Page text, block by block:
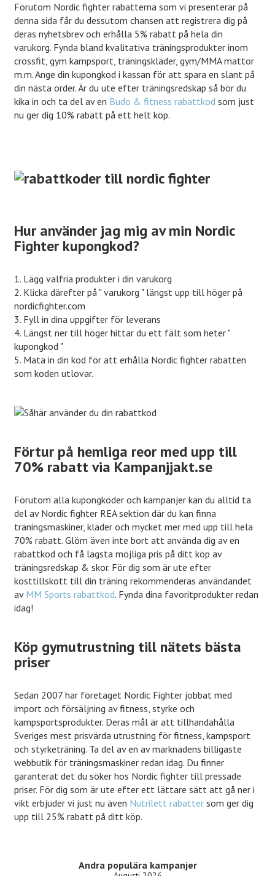
Förutom Nordic fighter rabatterna som vi presenterar på
denna sida får du dessutom chansen att registrera dig på
deras nyhetsbrev och erhålla 5% rabatt på hela din
varukorg. Fynda bland kvalitativa träningsprodukter inom
crossfit, gym kampsport, träningskläder, gym/MMA mattor
m.m. Ange din kupongkod i kassan för att spara en slant på
din nästa order. Är du ute efter träningsredskap så bör du
kika in och ta del av en Budo & fitness rabattkod som just
nu ger dig 10% rabatt på ett helt köp.
Hur använder jag mig av min Nordic
Fighter kupongkod?
1. Lägg valfria produkter i din varukorg
2. Klicka därefter på " varukorg " längst upp till höger på
nordicfighter.com
3. Fyll in dina uppgifter för leverans
4. Längst ner till höger hittar du ett fält som heter "
kupongkod "
5. Mata in din kod för att erhålla Nordic fighter rabatten
som koden utlovar.
Förtur på hemliga reor med upp till
70% rabatt via Kampanjjakt.se
Förutom alla kupongkoder och kampanjer kan du alltid ta
del av Nordic fighter REA sektion där du kan finna
träningsmaskiner, kläder och mycket mer med upp till hela
70% rabatt. Glöm även inte bort att använda dig av en
rabattkod och få lägsta möjliga pris på ditt köp av
träningsredskap & skor. För dig som är ute efter
kosttillskott till din träning rekommenderas användandet
av MM Sports rabattkod. Fynda dina favoritprodukter redan
idag!
Köp gymutrustning till nätets bästa
priser
Sedan 2007 har företaget Nordic Fighter jobbat med
import och försäljning av fitness, styrke och
kampsportsprodukter. Deras mål är att tillhandahålla
Sveriges mest prisvärda utrustning för fitness, kampsport
och styrketräning. Ta del av en av marknadens billigaste
webbutik för träningsmaskiner redan idag. Du finner
garanterat det du söker hos Nordic fighter till pressade
priser. För dig som är ute efter ett lättare sätt att gå ner i
vikt erbjuder vi just nu även Nutrilett rabatter som ger dig
upp till 25% rabatt på ditt köp.
Andra populära kampanjer